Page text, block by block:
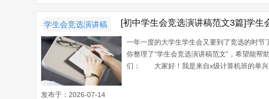
学生会竞选演讲稿 [初中学生会竞选演讲稿范文3篇]学生
一年一度的大学生学生会又要到了竞选的时
你整理了“学生会竞选演讲稿范文”，希望能
们： 大家好！我是来自x级计算机班的单兴
发布于：2026-07-14